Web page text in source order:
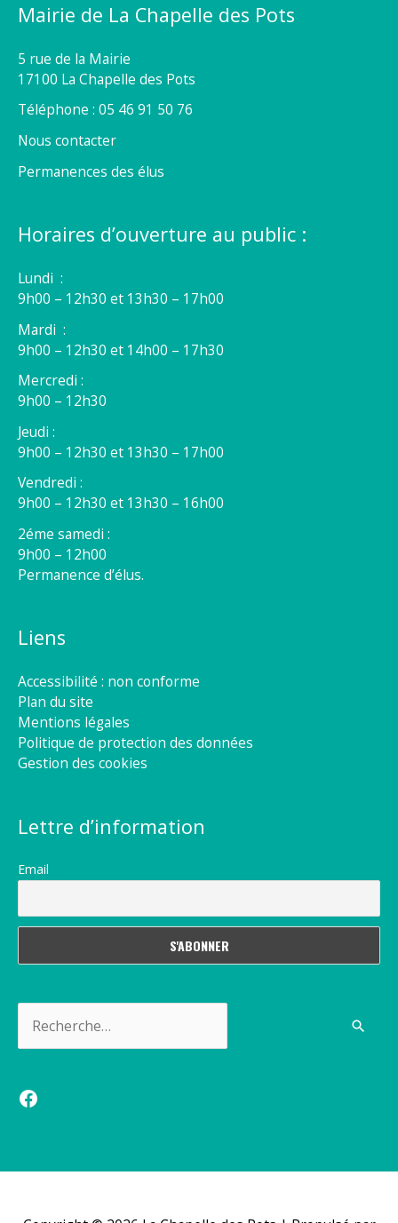
Mairie de La Chapelle des Pots
5 rue de la Mairie
17100 La Chapelle des Pots
Téléphone : 05 46 91 50 76
Nous contacter
Permanences des élus
Horaires d’ouverture au public :
Lundi :
9h00 – 12h30 et 13h30 – 17h00
Mardi :
9h00 – 12h30 et 14h00 – 17h30
Mercredi :
9h00 – 12h30
Jeudi :
9h00 – 12h30 et 13h30 – 17h00
Vendredi :
9h00 – 12h30 et 13h30 – 16h00
2éme samedi :
9h00 – 12h00
Permanence d’élus.
Liens
Accessibilité : non conforme
Plan du site
Mentions légales
Politique de protection des données
Gestion des cookies
Lettre d’information
Email
Facebook